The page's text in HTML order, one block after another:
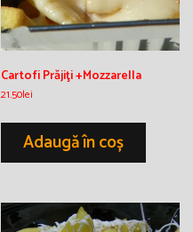
Cartofi Prăjiţi +Mozzarella
21.50lei
Adaugă în coș